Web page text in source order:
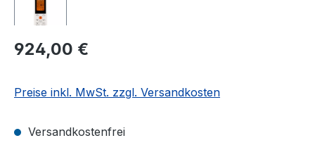
Regulärer Preis:
924,00 €
Preise inkl. MwSt. zzgl. Versandkosten
Versandkostenfrei